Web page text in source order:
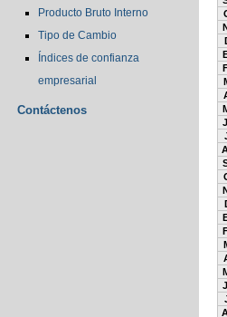
Producto Bruto Interno
Tipo de Cambio
Índices de confianza
empresarial
Contáctenos